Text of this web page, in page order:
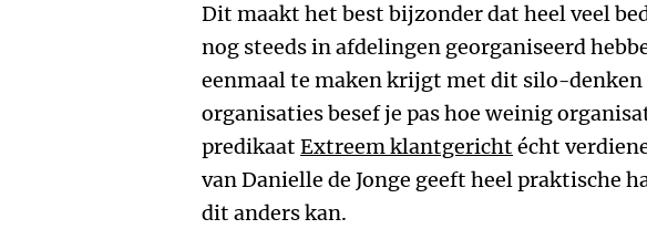
Dit maakt het best bijzonder dat heel veel
nog steeds in afdelingen georganiseerd
eenmaal te maken krijgt met dit silo-
organisaties besef je pas hoe weinig
predikaat Extreem klantgericht écht
van Danielle de Jonge geeft heel praktische
dit anders kan.